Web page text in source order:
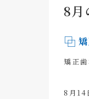
8月
矯正
8月14